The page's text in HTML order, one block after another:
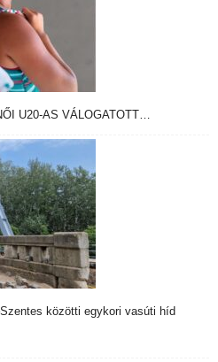
U20-AS VÁLOGATOTT…
közötti egykori vasúti híd